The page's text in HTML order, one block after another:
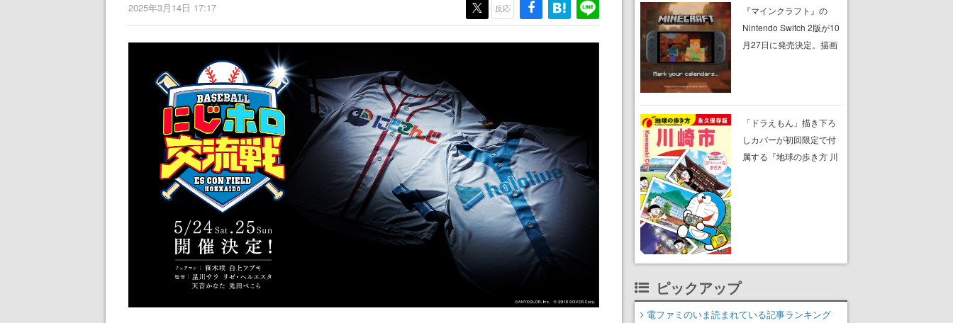
2025年3月14日 17:17 反応
『マインクラフト』の
Nintendo Switch 2版が10
月27日に発売決定。描画
「ドラえもん」描き下ろ
しカバーが初回限定で付
属する『地球の歩き方 川
ピックアップ
電ファミのいま読まれている記事ランキング